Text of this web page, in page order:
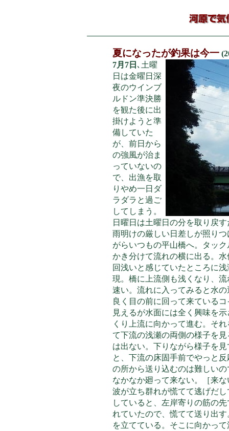
夏になったが釣果は今一
7月7日 ､土曜
日は金曜日深
夜のウインブ
ルドン準決勝
を観た後に出
掛けようと準
備していた
が、前日から
の強風が治ま
っていないの
で、出漁を取
りやめ一日ダ
ラダラと過ご
してしまう。
日曜日は土曜日の分を取り戻
雨明けの厳しい日差しが照り
がらいつもの平山橋へ。タッ
かき分けて流れの横に出る。
回浅いと感じていたところに浅
現。橋に上流側も浅くなり、流
速い。流れに入ってみると水の
良く目の前に回って来ている
見えるが水面には全く興味を
くり上流に向かって進む。そ
て下流の浅瀬の両側の様子を見
は出ない。下りながら様子を見
と、下流の床固手前でやっと
の所から送り込むのは難しい
なかなか廻って来ない。［来
波が立ち群れが慌てて逃げだ
していると、左岸寄りの筋の
れていたので、慌てて送り出
を立てている。そこに向かっ